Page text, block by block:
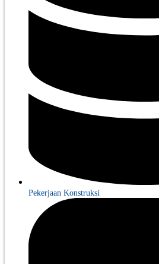
Pekerjaan Konstruksi